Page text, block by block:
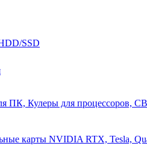
SSD
ПК, Кулеры для процессоров,
карты NVIDIA RTX, Tesla,